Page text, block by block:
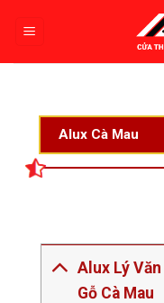
Alux Cà Mau
Alux Lý
Gỗ Cà Mau